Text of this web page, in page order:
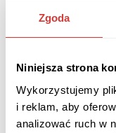
Zgoda
Niniejsza strona
Wykorzystujemy
i reklam, aby
analizować ruch w